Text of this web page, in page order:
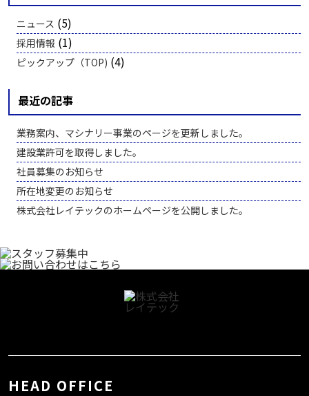
ニュース (5)
採用情報 (1)
ピックアップ（TOP) (4)
最近の記事
業務案内、マシナリー事業のページを更新しました。
建設業許可を取得しました。
社員募集のお知らせ
所在地変更のお知らせ
株式会社レイテックのホームページを公開しました。
HEAD OFFICE